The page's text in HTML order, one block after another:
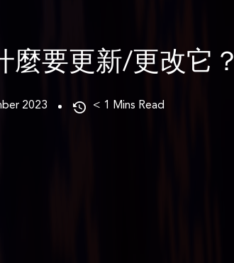
麼要更新/更改它？
2023 < 1 Mins Read